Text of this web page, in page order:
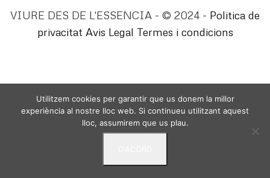
VIURE DES DE L'ESSENCIA - © 2024 - Politica de
privacitat Avis Legal Termes i condicions
Utilitzem cookies per garantir que us donem la millor
experiència al nostre lloc web. Si continueu utilitzant aquest
lloc, assumirem que us plau.